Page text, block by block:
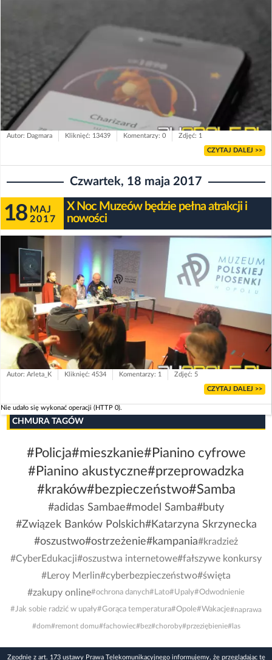
Autor: Dagmara Kliknięć: 13439 Komentarzy: 0 Zdjęć: 1
CZYTAJ DALEJ >>
Czwartek, 18 maja 2017
18 MAJ
2017
X Noc Muzeów będzie pełna atrakcji i
nowości
Autor: Arleta_K Kliknięć: 4534 Komentarzy: 1 Zdjęć: 5
CZYTAJ DALEJ >>
Nie udało się wykonać operacji (HTTP 0).
CHMURA TAGÓW
#Policja#mieszkanie#Pianino cyfrowe
#Pianino akustyczne#przeprowadzka
#kraków#bezpieczeństwo#Samba
#adidas Sambae#model Samba#buty
#Związek Banków Polskich#Katarzyna Skrzynecka
#oszustwo#ostrzeżenie#kampania#kradzież
#CyberEdukacji#oszustwa internetowe#fałszywe konkursy
#Leroy Merlin#cyberbezpieczeństwo#święta
#zakupy online#ochrona danych#Lato#Upaly#Odwodnienie
#Jak sobie radzić w upały#Gorąca temperatura#Opole#Wakacje#naprawa
#dom#remont domu#fachowiec#bez#choroby#przeziębienie#las
Zgodnie z art. 173 ustawy Prawa Telekomunikacyjnego informujemy, że przeglądając tę